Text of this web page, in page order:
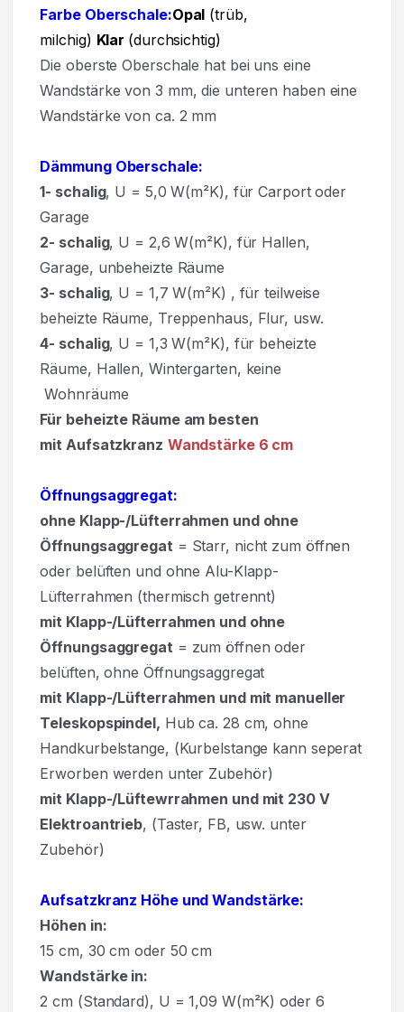
Farbe Oberschale:Opal (trüb,
milchig) Klar (durchsichtig)
Die oberste Oberschale hat bei uns eine
Wandstärke von 3 mm, die unteren haben eine
Wandstärke von ca. 2 mm
Dämmung Oberschale:
1- schalig, U = 5,0 W(m²K), für Carport oder
Garage
2- schalig, U = 2,6 W(m²K), für Hallen,
Garage, unbeheizte Räume
3- schalig, U = 1,7 W(m²K) , für teilweise
beheizte Räume, Treppenhaus, Flur, usw.
4- schalig, U = 1,3 W(m²K), für beheizte
Räume, Hallen, Wintergarten, keine
Wohnräume
Für beheizte Räume am besten
mit Aufsatzkranz Wandstärke 6 cm
Öffnungsaggregat:
ohne Klapp-/Lüfterrahmen und ohne
Öffnungsaggregat = Starr, nicht zum öffnen
oder belüften und ohne Alu-Klapp-
Lüfterrahmen (thermisch getrennt)
mit Klapp-/Lüfterrahmen und ohne
Öffnungsaggregat= zum öffnen oder
belüften, ohne Öffnungsaggregat
mit Klapp-/Lüfterrahmen und mit manueller
Teleskopspindel, Hub ca. 28 cm, ohne
Handkurbelstange, (Kurbelstange kann seperat
Erworben werden unter Zubehör)
mit Klapp-/Lüftewrrahmen und mit 230 V
Elektroantrieb, (Taster, FB, usw. unter
Zubehör)
Aufsatzkranz Höhe und Wandstärke:
Höhen in:
15 cm, 30 cm oder 50 cm
Wandstärke in:
2 cm (Standard), U = 1,09 W(m²K) oder 6